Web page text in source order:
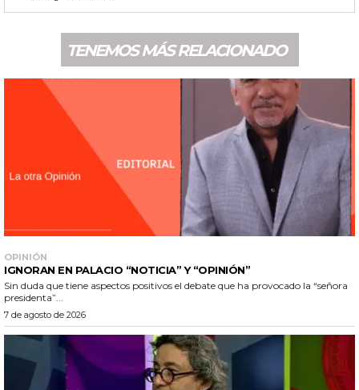
TENEMOS MÁS RELACIONADO
OPINIÓN
IGNORAN EN PALACIO “NOTICIA” Y “OPINIÓN”
Sin duda que tiene aspectos positivos el debate que ha provocado la “señora
presidenta”...
7 de agosto de 2026